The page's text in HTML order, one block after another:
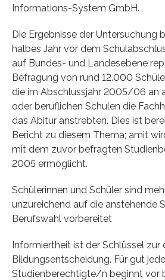
Informations-System GmbH.
Die Ergebnisse der Untersuchung
halbes Jahr vor dem
auf Bundes- und Landesebene
Befragung von rund 12.000
die im Abschlussjahr 2005/06 an
oder beruflichen Schulen die
das Abitur anstrebten. Dies ist
Bericht zu diesem Thema; amit
mit dem zuvor befragten
2005 ermöglicht.
Schülerinnen und Schüler sind
unzureichend auf die anstehende
Berufswahl vorbereitet
Informiertheit ist der Schlüssel zur
Bildungsentscheidung. Für gut
Studienberechtigte/n beginnt vor